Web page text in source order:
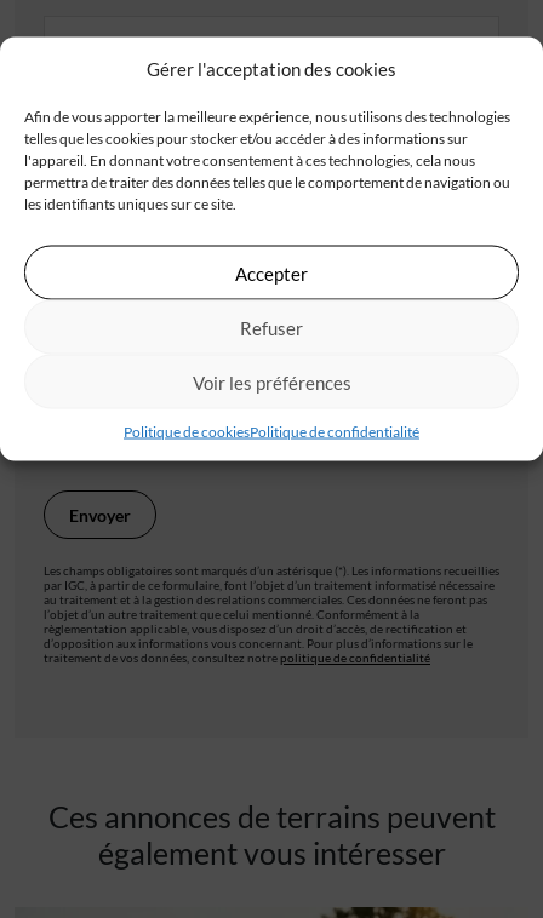
Gérer l'acceptation des cookies
Afin de vous apporter la meilleure expérience, nous utilisons des technologies
telles que les cookies pour stocker et/ou accéder à des informations sur
l'appareil. En donnant votre consentement à ces technologies, cela nous
permettra de traiter des données telles que le comportement de navigation ou
les identifiants uniques sur ce site.
Accepter
Refuser
Voir les préférences
Politique de cookiesPolitique de confidentialité
Code postal*
confidentialité.
Les champs obligatoires sont marqués d’un astérisque (*). Les informations recueillies
par IGC, à partir de ce formulaire, font l’objet d’un traitement informatisé nécessaire
au traitement et à la gestion des relations commerciales. Ces données ne feront pas
l’objet d’un autre traitement que celui mentionné. Conformément à la
règlementation applicable, vous disposez d’un droit d’accès, de rectification et
d’opposition aux informations vous concernant. Pour plus d’informations sur le
traitement de vos données, consultez notre politique de confidentialité
Ces annonces de terrains peuvent
également vous intéresser